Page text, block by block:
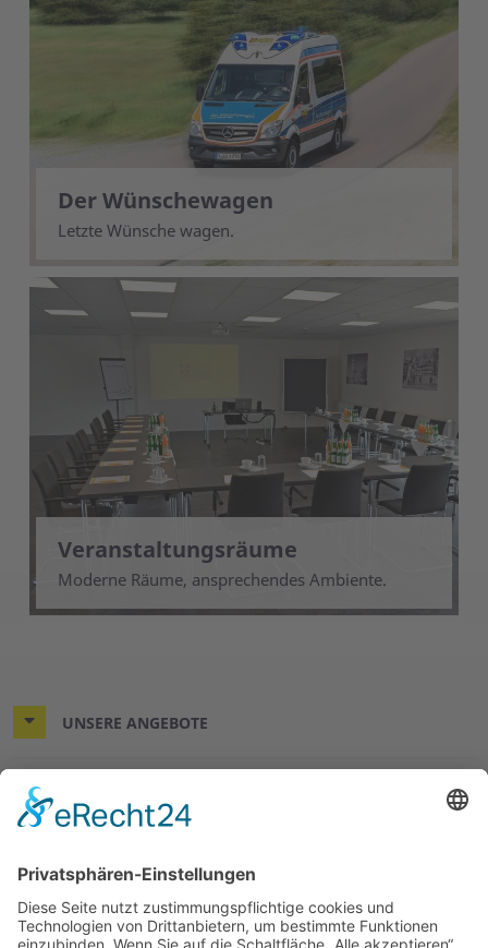
Der Wünschewagen
Letzte Wünsche wagen.
Veranstaltungsräume
Moderne Räume, ansprechendes Ambiente.
UNSERE ANGEBOTE
ÜBER UNS